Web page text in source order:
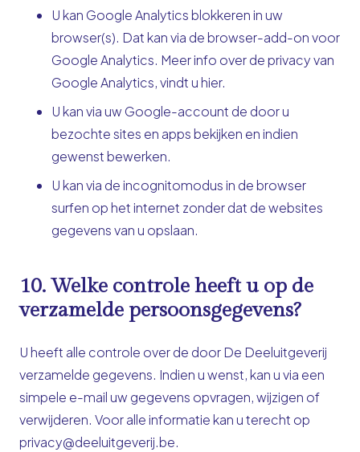
U kan Google Analytics blokkeren in uw
browser(s). Dat kan via debrowser-add-onvoor
Google Analytics. Meer info over de privacy van
Google Analytics, vindt uhier.
U kan via uw Google-account de door u
bezochte sites en apps bekijken en indien
gewenst bewerken.
U kan via de incognitomodus in de browser
surfen op het internet zonder dat de websites
gegevens van u opslaan.
10. Welke controle heeft u op de
verzamelde persoonsgegevens?
U heeft alle controle over de door De Deeluitgeverij
verzamelde gegevens. Indien u wenst, kan u via een
simpele e-mail uw gegevens opvragen, wijzigen of
verwijderen. Voor alle informatie kan u terecht op
privacy@deeluitgeverij.be.